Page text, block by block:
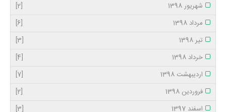
شهریور 1398
[2]
مرداد 1398
[6]
تیر 1398
[3]
خرداد 1398
[4]
اردیبهشت 1398
[7]
فروردین 1398
[2]
اسفند 1397
[3]